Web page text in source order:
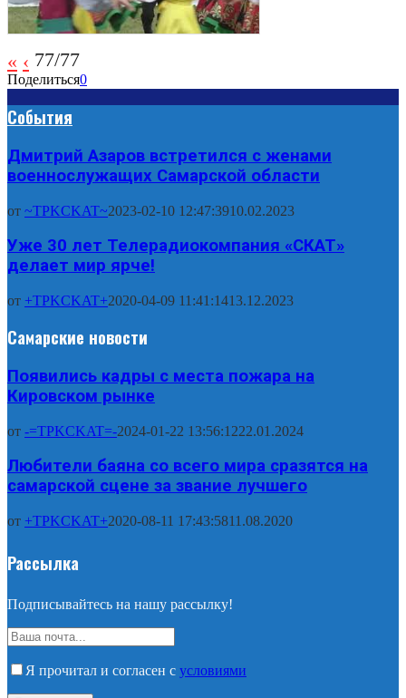
77/77
Поделиться0
События
Дмитрий Азаров встретился с женами
военнослужащих Самарской области
от ~TPKCKAT~2023-02-10 12:47:3910.02.2023
Уже 30 лет Телерадиокомпания «СКАТ»
делает мир ярче!
от +TPKCKAT+2020-04-09 11:41:1413.12.2023
Самарские новости
Появились кадры с места пожара на
Кировском рынке
от -=TPKCKAT=-2024-01-22 13:56:1222.01.2024
Любители баяна со всего мира сразятся на
самарской сцене за звание лучшего
от +TPKCKAT+2020-08-11 17:43:5811.08.2020
Рассылка
Подписывайтесь на нашу рассылку!
Я прочитал и согласен с условиями